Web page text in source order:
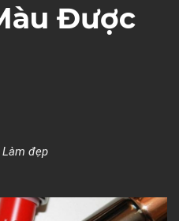
Được
Làm đẹp